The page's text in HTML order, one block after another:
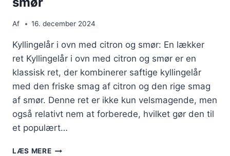
Af 16. december 2024
Kyllingelår i ovn med citron og smør: En lækker
ret Kyllingelår i ovn med citron og smør er en
klassisk ret, der kombinerer saftige kyllingelår
med den friske smag af citron og den rige smag
af smør. Denne ret er ikke kun velsmagende, men
også relativt nem at forberede, hvilket gør den til
et populært…
LÆS MEREKYLLINGELÅR